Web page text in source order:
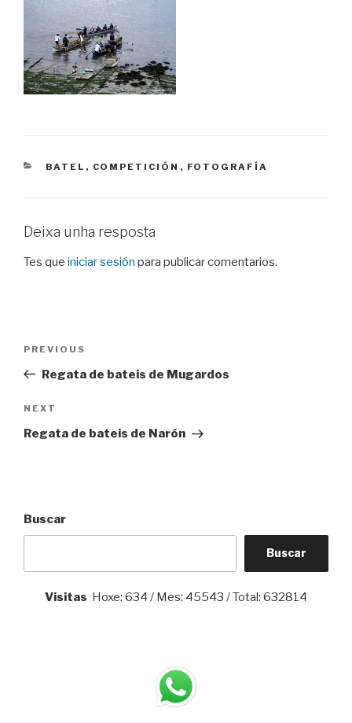
CATEGORIES
BATEL , COMPETICIÓN , FOTOGRAFÍA
Deixa unha resposta
Tes que iniciar sesión para publicar comentarios.
entradas
Previous
Post
PREVIOUS
Regata de bateis de Mugardos
Next
Post
NEXT
Regata de bateis de Narón
Buscar
Buscar
Visitas Hoxe: 634 / Mes: 45543 / Total: 632814